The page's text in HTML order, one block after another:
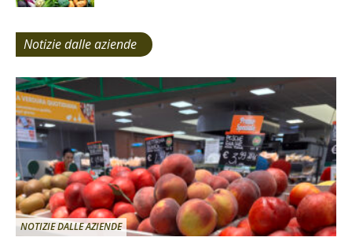
Notizie dalle aziende
NOTIZIE DALLE AZIENDE